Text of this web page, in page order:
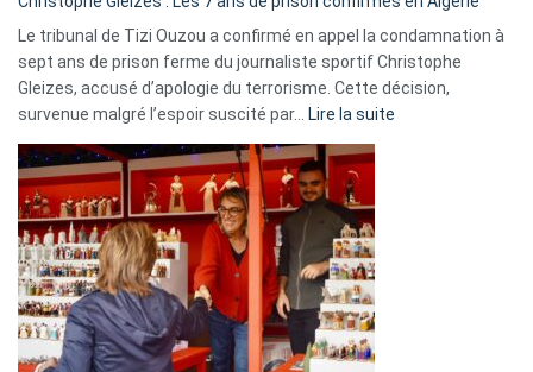
Le tribunal de Tizi Ouzou a confirmé en appel la condamnation à
sept ans de prison ferme du journaliste sportif Christophe
Gleizes, accusé d’apologie du terrorisme. Cette décision,
survenue malgré l’espoir suscité par… Lire la suite